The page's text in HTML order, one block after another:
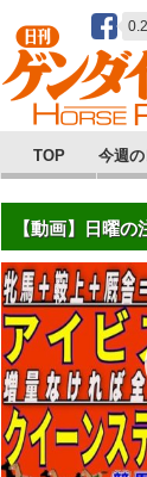
TOP 今週
【動画】日曜